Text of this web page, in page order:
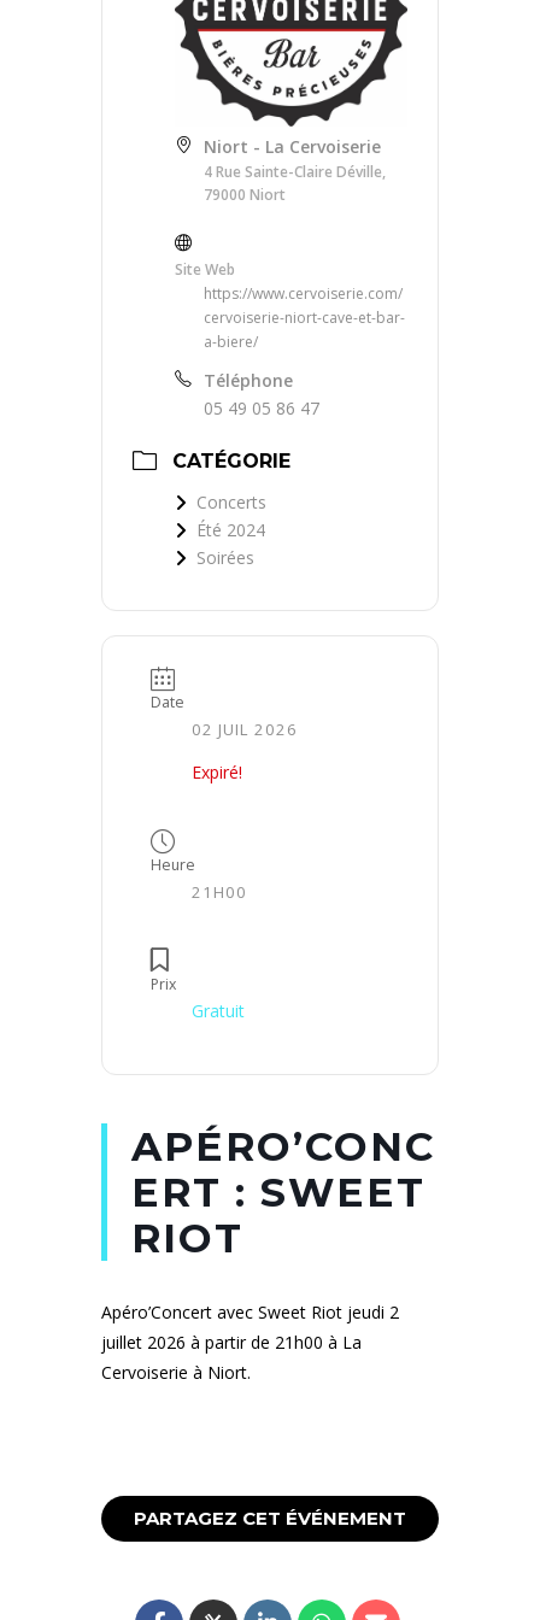
Niort - La Cervoiserie
4 Rue Sainte-Claire Déville,
79000 Niort
Site Web
https://www.cervoiserie.com/
cervoiserie-niort-cave-et-bar-
a-biere/
Téléphone
05 49 05 86 47
CATÉGORIE
Concerts
Été 2024
Soirées
Date
02 JUIL 2026
Expiré!
Heure
21H00
Prix
Gratuit
APÉRO’CONC
ERT : SWEET
RIOT
Apéro’Concert avec Sweet Riot jeudi 2
juillet 2026 à partir de 21h00 à La
Cervoiserie à Niort.
PARTAGEZ CET ÉVÉNEMENT